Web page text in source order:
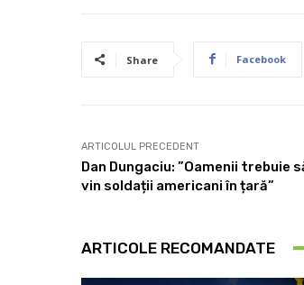
Share Facebook
ARTICOLUL PRECEDENT
Dan Dungaciu: ”Oamenii trebuie
vin soldații americani în țară”
ARTICOLE RECOMANDATE